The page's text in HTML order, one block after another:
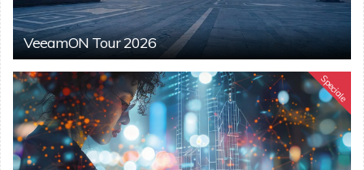
VeeamON Tour 2026
Speciale